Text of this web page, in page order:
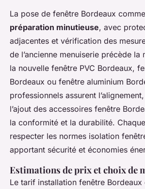
La pose de fenêtre Bordeaux
préparation minutieuse, avec
adjacentes et vérification des
de l’ancienne menuiserie précède la
la nouvelle fenêtre PVC Bordeaux,
Bordeaux ou fenêtre aluminium
professionnels assurent
l’ajout des accessoires fenêtre
la conformité et la durabilité.
respecter les normes isolation
apportant sécurité et économies
Estimations de prix et choix de
Le tarif installation fenêtre Bordeaux